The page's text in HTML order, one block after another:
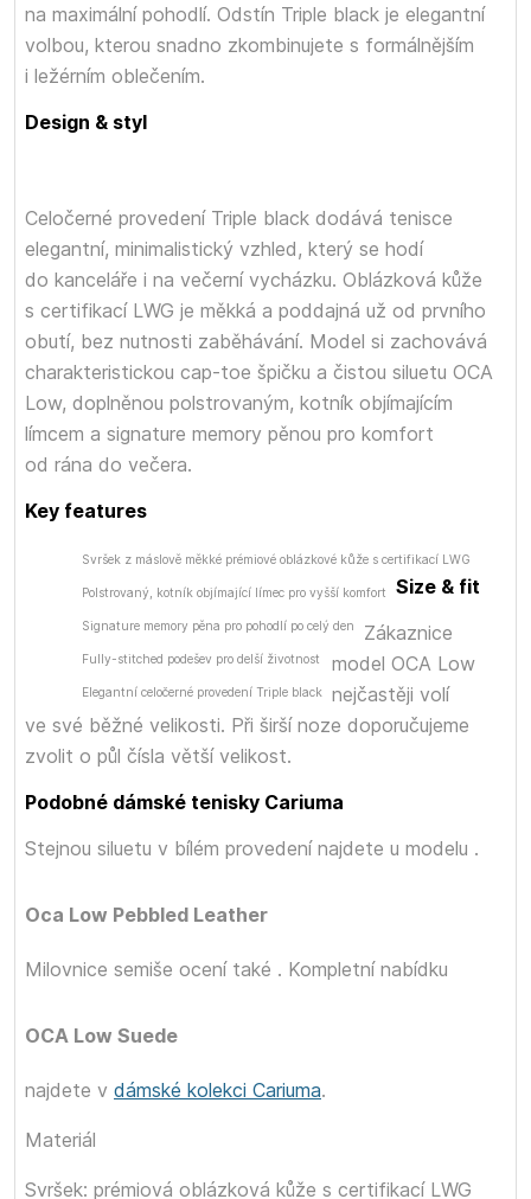
na maximální pohodlí. Odstín Triple black je elegantní
volbou, kterou snadno zkombinujete s formálnějším
i ležérním oblečením.
Design & styl
Celočerné provedení Triple black dodává tenisce
elegantní, minimalistický vzhled, který se hodí
do kanceláře i na večerní vycházku. Oblázková kůže
s certifikací LWG je měkká a poddajná už od prvního
obutí, bez nutnosti zaběhávání. Model si zachovává
charakteristickou cap-toe špičku a čistou siluetu OCA
Low, doplněnou polstrovaným, kotník objímajícím
límcem a signature memory pěnou pro komfort
od rána do večera.
Key features
Svršek z máslově měkké prémiové oblázkové kůže s certifikací LWG
Polstrovaný, kotník objímající límec pro vyšší komfort
Signature memory pěna pro pohodlí po celý den
Fully-stitched podešev pro delší životnost
Elegantní celočerné provedení Triple black
Size & fit
Zákaznice
model OCA Low
nejčastěji volí
ve své běžné velikosti. Při širší noze doporučujeme
zvolit o půl čísla větší velikost.
Podobné dámské tenisky Cariuma
Stejnou siluetu v bílém provedení najdete u modelu
Oca Low Pebbled Leather
.
Milovnice semiše ocení také
OCA Low Suede
. Kompletní nabídku
najdete v dámské kolekci Cariuma.
Materiál
Svršek: prémiová oblázková kůže s certifikací LWG